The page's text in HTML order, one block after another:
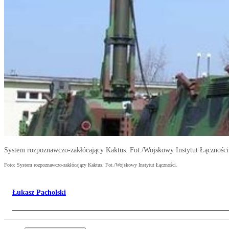
System rozpoznawczo-zakłócający Kaktus. Fot./Wojskowy Instytut
Foto: System rozpoznawczo-zakłócający Kaktus. Fot./Wojskowy Instytut Łączności.
Łukasz Pacholski